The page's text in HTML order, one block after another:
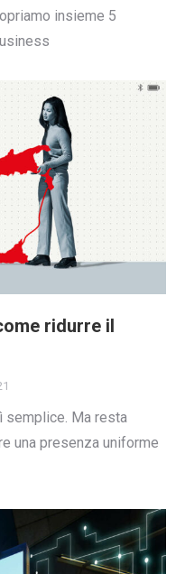
insieme 5
ridurre il
semplice. Ma resta
una presenza uniforme